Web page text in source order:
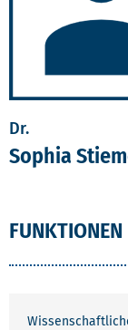
Dr.
Sophia
FUNKTIONEN